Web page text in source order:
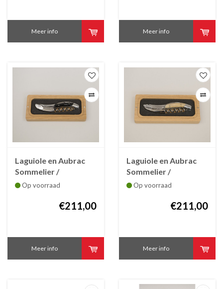
Meer info Meer info
Laguiole en Aubrac
Sommelier /
kurkentrekker
waterbuffel
Op voorraad
€211,00
Meer info
Laguiole en Aubrac
Sommelier /
kurkentrekker
Op voorraad
€211,00
Meer info